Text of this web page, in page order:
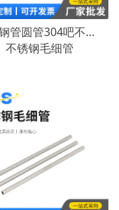
不锈钢管圆管304吧不锈钢毛细管卫生管 折弯打孔 内外光亮无缝管
不锈钢毛细管